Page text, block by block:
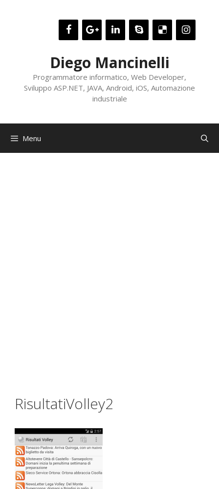
Diego Mancinelli
Programmatore informatico, Web Developer,
Sviluppo ASP.NET, JAVA, Android, iOS, Automazione
industriale
Menu
RisultatiVolley2